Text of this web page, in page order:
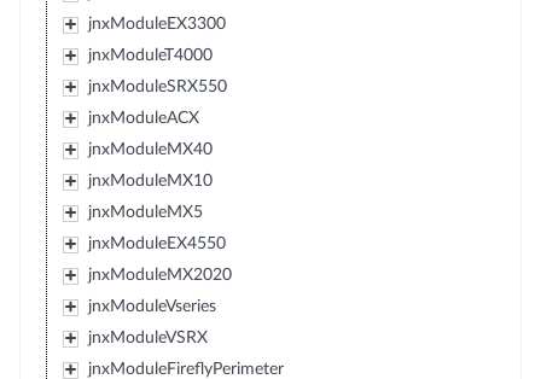
jnxModuleEX3300
jnxModuleT4000
jnxModuleSRX550
jnxModuleACX
jnxModuleMX40
jnxModuleMX10
jnxModuleMX5
jnxModuleEX4550
jnxModuleMX2020
jnxModuleVseries
jnxModuleVSRX
jnxModuleFireflyPerimeter